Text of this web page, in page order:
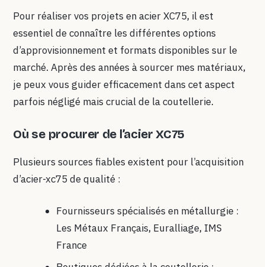
Pour réaliser vos projets en acier XC75, il est
essentiel de connaître les différentes options
d’approvisionnement et formats disponibles sur le
marché. Après des années à sourcer mes matériaux,
je peux vous guider efficacement dans cet aspect
parfois négligé mais crucial de la coutellerie.
Où se procurer de l’acier XC75
Plusieurs sources fiables existent pour l’acquisition
d’acier-xc75 de qualité :
Fournisseurs spécialisés en métallurgie :
Les Métaux Français, Euralliage, IMS
France